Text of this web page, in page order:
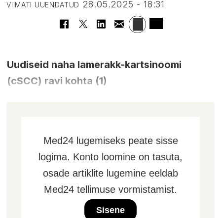
VIIMATI UUENDATUD 28.05.2025 - 18:31
Uudiseid naha lamerakk-kartsinoomi
(cSCC) ravi kohta (1)
Med24 lugemiseks peate sisse
logima. Konto loomine on tasuta,
osade artiklite lugemine eeldab
Med24 tellimuse vormistamist.
Sisene